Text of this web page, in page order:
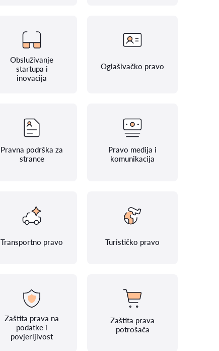
Obsluživanje
startupa i
inovacija
Oglašivačko pravo
Pravna podrška za
strance
Pravo medija i
komunikacija
Transportno pravo Turističko pravo
Zaštita prava na
podatke i
povjerljivost
Zaštita prava
potrošača